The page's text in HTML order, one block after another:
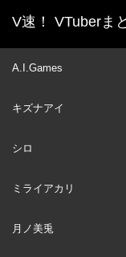
V速！ VTuberま
A.I.Games
キズナアイ
シロ
ミライアカリ
月ノ美兎
ホーム
新着動画一覧
ライブ】
DEC